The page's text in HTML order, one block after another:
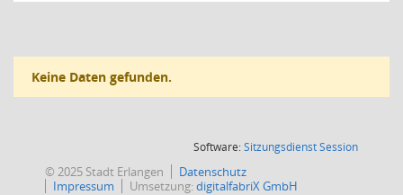
Keine Daten gefunden.
Software:SitzungsdienstSession(Wird in
© 2025 Stadt Erlangen
Datenschutz
Impressum
Umsetzung:digitalfabriX GmbH